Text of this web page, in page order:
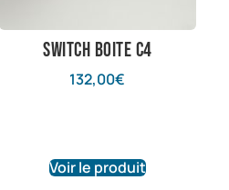
switch boite C4
132,00€
Voir le produit